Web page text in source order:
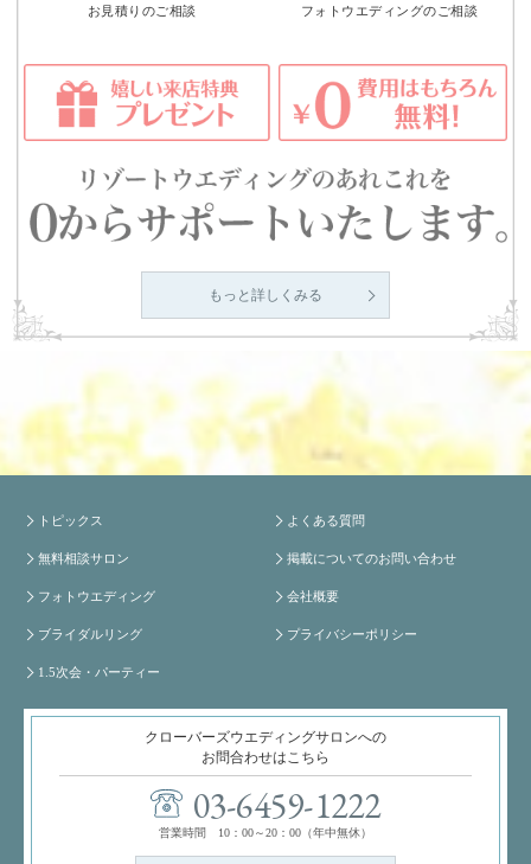
お見積りのご相談 フォトウエディングのご相談
もっと詳しくみる
トピックス
無料相談サロン
フォトウエディング
ブライダルリング
1.5次会・パーティー
よくある質問
掲載についてのお問い合わせ
会社概要
プライバシーポリシー
クローバーズウエディングサロンへの
お問合わせはこちら
03-6459-1222
営業時間 10：00～20：00（年中無休）